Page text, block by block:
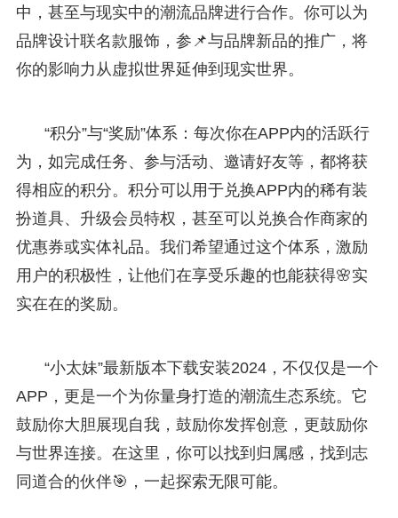
中，甚至与现实中的潮流品牌进行合作。你可以为
品牌设计联名款服饰，参📌与品牌新品的推广，将
你的影响力从虚拟世界延伸到现实世界。
“积分”与“奖励”体系：每次你在APP内的活跃行
为，如完成任务、参与活动、邀请好友等，都将获
得相应的积分。积分可以用于兑换APP内的稀有装
扮道具、升级会员特权，甚至可以兑换合作商家的
优惠券或实体礼品。我们希望通过这个体系，激励
用户的积极性，让他们在享受乐趣的也能获得🌸实
实在在的奖励。
“小太妹”最新版本下载安装2024，不仅仅是一个
APP，更是一个为你量身打造的潮流生态系统。它
鼓励你大胆展现自我，鼓励你发挥创意，更鼓励你
与世界连接。在这里，你可以找到归属感，找到志
同道合的伙伴🎯，一起探索无限可能。